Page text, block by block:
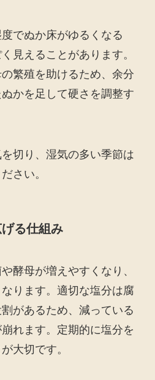
でぬか床がゆるくなる
見えることがあります。
繁殖を助けるため、余分
かを足して硬さを調整す
切り、湿気の多い季節は
さい。
る仕組み
酵母が増えやすくなり、
ります。適切な塩分は腐
があるため、減っている
れます。定期的に塩分を
大切です。